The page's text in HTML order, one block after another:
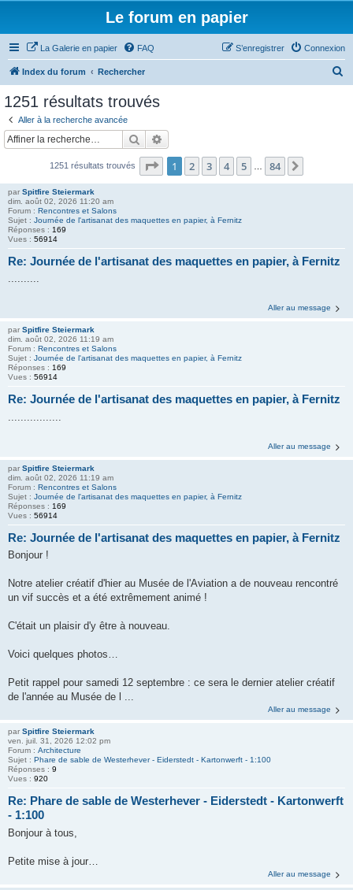
Le forum en papier
La Galerie en papier FAQ Connexion
S’enregistrer
Index du forum Rechercher
c
1251 résultats trouvés
Aller à la recherche avancée
Rechercher
1251 résultats trouvés Page 1sur84
1 2 3 4 5 84
par Spitfire Steiermark
dim. août 02, 2026 11:20 am
Forum : Rencontres et Salons
Sujet : Journée de l'artisanat des maquettes en papier, à Fernitz
Réponses : 169
Vues : 56914
Re: Journée de l'artisanat des maquettes en papier, à Fernitz
..........
Aller au message
par Spitfire Steiermark
dim. août 02, 2026 11:19 am
Forum : Rencontres et Salons
Sujet : Journée de l'artisanat des maquettes en papier, à Fernitz
Réponses : 169
Vues : 56914
Re: Journée de l'artisanat des maquettes en papier, à Fernitz
Aller au message
par Spitfire Steiermark
dim. août 02, 2026 11:19 am
Forum : Rencontres et Salons
Sujet : Journée de l'artisanat des maquettes en papier, à Fernitz
Réponses : 169
Vues : 56914
Re: Journée de l'artisanat des maquettes en papier, à Fernitz
Bonjour !
Notre atelier créatif d'hier au Musée de l'Aviation a de nouveau rencontré
un vif succès et a été extrêmement animé !
C'était un plaisir d'y être à nouveau.
Voici quelques photos…
Petit rappel pour samedi 12 septembre : ce sera le dernier atelier créatif
de l'année au Musée de l ...
Aller au message
par Spitfire Steiermark
ven. juil. 31, 2026 12:02 pm
Forum : Architecture
Sujet : Phare de sable de Westerhever - Eiderstedt - Kartonwerft - 1:100
Réponses : 9
Vues : 920
Re: Phare de sable de Westerhever - Eiderstedt - Kartonwerft
- 1:100
Bonjour à tous,
Petite mise à jour…
Aller au message